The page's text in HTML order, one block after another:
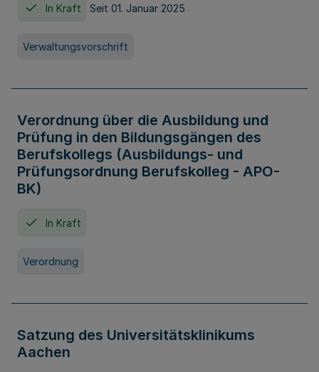
In Kraft Seit 01. Januar 2025
Verwaltungsvorschrift
Verordnung über die Ausbildung und
Prüfung in den Bildungsgängen des
Berufskollegs (Ausbildungs- und
Prüfungsordnung Berufskolleg - APO-
BK)
In Kraft
Verordnung
Satzung des Universitätsklinikums
Aachen